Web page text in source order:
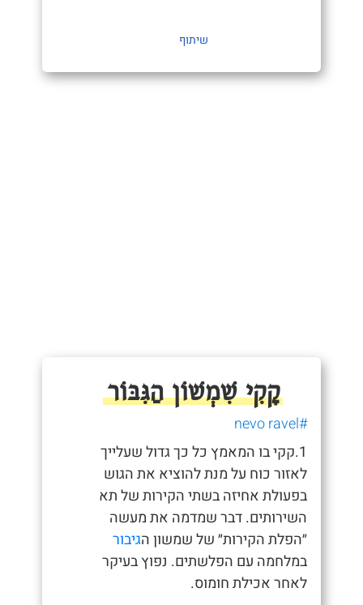
שיתוף
קָקִי שִׁמְשׁוֹן הַגִּבּוֹר
#nevo ravel
1.קקי בו המאמץ כל כך גדול שעלייך
לאזור כוח על מנת להוציא את הגוש
בפעולת אחיזה בשתי הקירות של תא
השירותים. דבר שמדמה את מעשה
״הפלת הקירות״ של שמשון הגיבור
במלחמה עם הפלשתים. נפוץ בעיקר
לאחר אכילת חומוס.